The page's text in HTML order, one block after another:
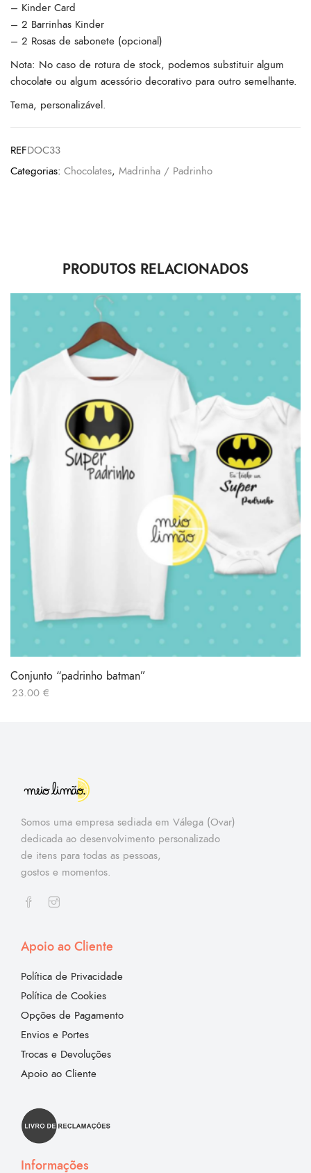
– Kinder Card
– 2 Barrinhas Kinder
– 2 Rosas de sabonete (opcional)
Nota: No caso de rotura de stock, podemos substituir algum
chocolate ou algum acessório decorativo para outro semelhante.
Tema, personalizável.
REFDOC33
Categorias: Chocolates, Madrinha / Padrinho
PRODUTOS RELACIONADOS
Conjunto “padrinho batman”
23.00 €
Somos uma empresa sediada em Válega (Ovar)
dedicada ao desenvolvimento personalizado
de itens para todas as pessoas,
gostos e momentos.
Apoio ao Cliente
Política de Privacidade
Política de Cookies
Opções de Pagamento
Envios e Portes
Trocas e Devoluções
Apoio ao Cliente
Informações